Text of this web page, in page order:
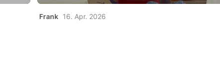
Frank 16. Apr. 2026